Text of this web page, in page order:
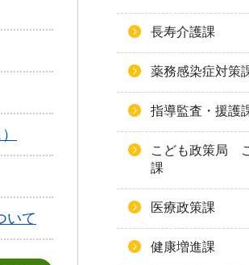
いて
長寿介護課
薬務感染症対策
指導監査・援護
こども政策局
課
医療政策課
健康増進課